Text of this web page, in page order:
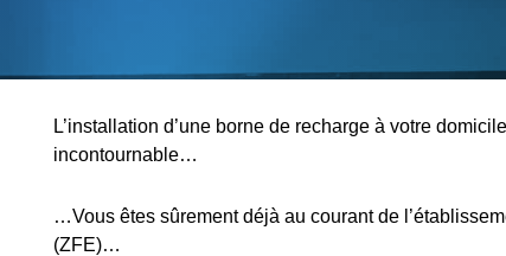
L’installation d’une borne de recharge à votre
incontournable…
…Vous êtes sûrement déjà au courant de
(ZFE)…